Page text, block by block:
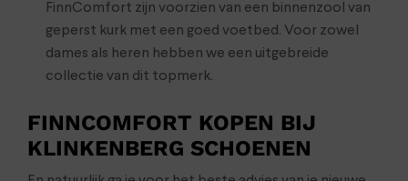
FinnComfort zijn voorzien van een binnenzool van
geperst kurk met een goed voetbed. Voor zowel
dames als heren hebben we een uitgebreide
collectie van dit topmerk.
FINNCOMFORT KOPEN BIJ
KLINKENBERG SCHOENEN